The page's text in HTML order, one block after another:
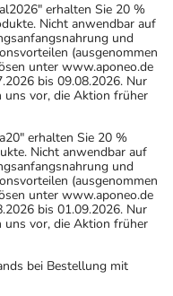
erhalten Sie 20 %
Nicht anwendbar auf
und
(ausgenommen
unter www.aponeo.de
bis 09.08.2026. Nur
uns vor, die Aktion früher
erhalten Sie 20 %
Nicht anwendbar auf
und
(ausgenommen
unter www.aponeo.de
bis 01.09.2026. Nur
uns vor, die Aktion früher
bei Bestellung mit